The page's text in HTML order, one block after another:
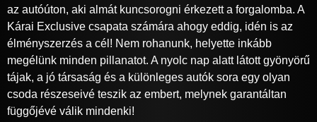
az autóúton, aki almát kuncsorogni érkezett a forgalomba. A
Kárai Exclusive csapata számára ahogy eddig, idén is az
élményszerzés a cél! Nem rohanunk, helyette inkább
megélünk minden pillanatot. A nyolc nap alatt látott gyönyörű
tájak, a jó társaság és a különleges autók sora egy olyan
csoda részeseivé teszik az embert, melynek garantáltan
függőjévé válik mindenki!